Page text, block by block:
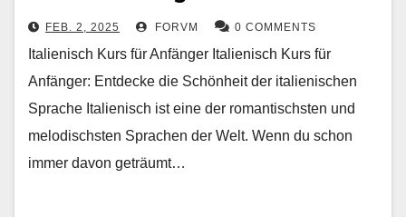
FEB. 2, 2025 FORVM 0 COMMENTS
Italienisch Kurs für Anfänger Italienisch Kurs für
Anfänger: Entdecke die Schönheit der italienischen
Sprache Italienisch ist eine der romantischsten und
melodischsten Sprachen der Welt. Wenn du schon
immer davon geträumt…